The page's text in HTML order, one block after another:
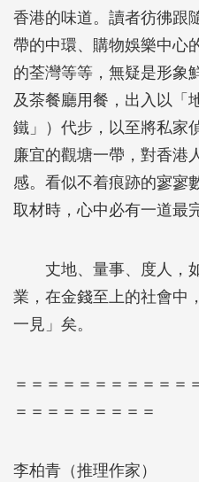
香港的味道。讀者彷彿跟
帶的中環、購物娛樂中心
的荃灣等等，無疑是形象
及茶餐廳用餐，出入以「
鐵」）代步，以至將私家
廉宜的觀塘一帶，對香港
感。看似不着痕跡的寥寥
取材時，心中必有一道最
丈地、量事、度人，
業，在金錢至上的社會中
一見」矣。
＝＝＝＝＝＝＝＝＝＝＝
＝＝＝＝＝＝＝＝＝
李柏青（推理作家）